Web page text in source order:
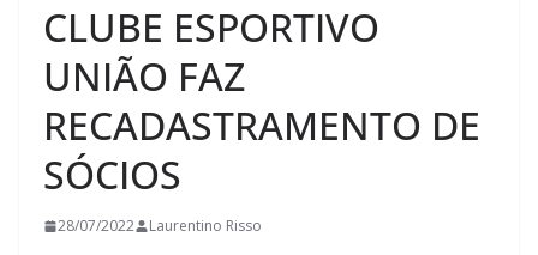
CLUBE ESPORTIVO
UNIÃO FAZ
RECADASTRAMENTO DE
SÓCIOS
28/07/2022 Laurentino Risso